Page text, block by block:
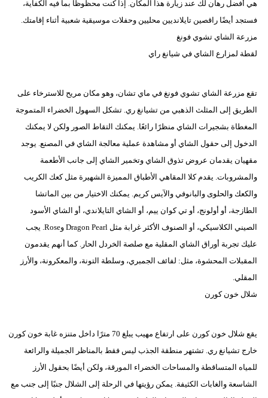
هي أفضل رهان لك عند زيارة هذا المكان. إذا كنت محظوظًا بما فيه الكفاية،
فستجد أيضًا راقصين تايلانديين محليين وحفلات موسيقية شعبية أثناء إقامتك.
مزرعة الشاي تشوي فونغ
لقطة لمزارع الشاي في شيانغ راي
تقع مزرعة الشاي تشوي فونغ في ماي تشان، وهو مكان مريح للاسترخاء على
الطريق إلى المثلث الذهبي من تشيانغ ري. تشكل السهول الخضراء المتموجة
المغطاة بشجيرات الشاي منظرًا رائعًا. يمكنك التقاط الصور ولكن لا يمكنك
الدخول إلى حقول الشاي أو مشاهدة عملية معالجة الشاي في المصنع. يوجد
مقهيان يقدمان عروض تذوق الشاي وتخمير الشاي إلى جانب الأطعمة
والمشروبات. يقدم كلا المقاهي الأطباق المميزة الشهيرة مثل كعك الكريب
والكعك والحلوى والبانوفي والآيس كريم. يمكنك الاختيار من بين الماتشا
الطازجة، أو أولونج، أو تي كوان ييم، أو الشاي التايلاندي، أو الشاي الأسود
الصيني الكلاسيكي، أو الصنوف الأكثر غرابة مثل Dragon Pearl وRose. يجب
عليك تجربة أوراق الشاي المقلية مع صلصة الخردل الحار. كما أنهم يقدمون
المقبلات المحشوة، مثل: لفائف الجمبري، وسلطة التونة، والمعكرونة، والأرز
المقلي.
شلال خون كورن
يقع شلال خون كورن على ارتفاع مهيب يبلغ 70 مترًا داخل متنزه غابة خون كورن
خارج تشيانغ ري. تشتهر منطقة الجذب ليس فقط بالمناظر الجميلة والرائعة
للمياه المتساقطة والمساحات الخضراء المورقة، ولكن أيضًا بحقول الأرز
الشاسعة والغابات الكثيفة. يمكن رؤيتها في الرحلة إلى الشلال جنبًا إلى جنب مع